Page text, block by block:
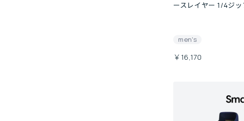
ースレイヤー 1/4ジッ
men's
￥16,170